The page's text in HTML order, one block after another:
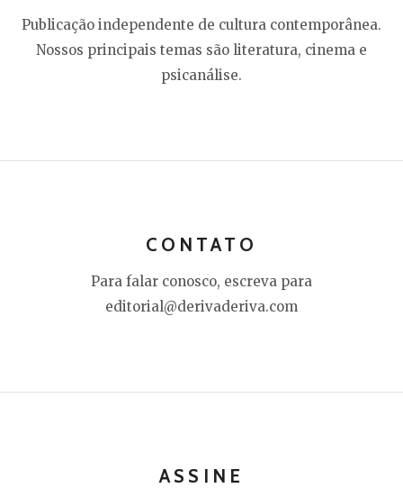
Publicação independente de cultura contemporânea.
Nossos principais temas são literatura, cinema e
psicanálise.
CONTATO
Para falar conosco, escreva para
editorial@derivaderiva.com
ASSINE